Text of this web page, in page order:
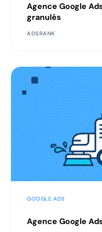
Agence Google
granulés
ADSRANK
GOOGLE ADS
Agence Google